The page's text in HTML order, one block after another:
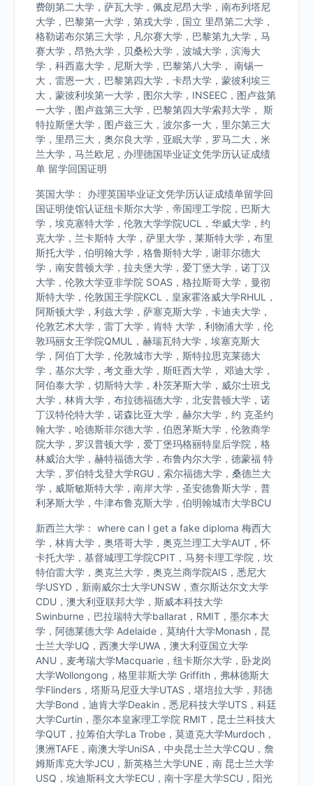
费朗第二大学，萨瓦大学，佩皮尼昂大学，南布列塔尼
大学，巴黎第一大学，第戎大学，国立 里昂第二大学，
格勒诺布尔第三大学，凡尔赛大学，巴黎第九大学，马
赛大学，昂热大学，贝桑松大学，波城大学，滨海大
学，科西嘉大学，尼斯大学，巴黎第八大学， 南锡一
大，雷恩一大，巴黎第四大学，卡昂大学，蒙彼利埃三
大，蒙彼利埃第一大学，图尔大学，INSEEC，图卢兹第
一大学，图卢兹第三大学，巴黎第四大学索邦大学， 斯
特拉斯堡大学，图卢兹三大，波尔多一大，里尔第三大
学，里昂三大，奥尔良大学，亚眠大学，罗马二大，米
兰大学，马兰欧尼，办理德国毕业证文凭学历认证成绩
单 留学回国证明
英国大学： 办理英国毕业证文凭学历认证成绩单留学回
国证明使馆认证纽卡斯尔大学，帝国理工学院，巴斯大
学，埃克塞特大学，伦敦大学学院UCL，华威大学，约
克大学，兰卡斯特 大学，萨里大学，莱斯特大学，布里
斯托大学，伯明翰大学，格鲁斯特大学，谢菲尔德大
学，南安普顿大学，拉夫堡大学，爱丁堡大学，诺丁汉
大学，伦敦大学亚非学院 SOAS，格拉斯哥大学，曼彻
斯特大学，伦敦国王学院KCL，皇家霍洛威大学RHUL，
阿斯顿大学，利兹大学，萨塞克斯大学，卡迪夫大学，
伦敦艺术大学，雷丁大学，肯特 大学，利物浦大学，伦
敦玛丽女王学院QMUL，赫瑞瓦特大学，埃塞克斯大
学，阿伯丁大学，伦敦城市大学，斯特拉思克莱德大
学，基尔大学，考文垂大学，斯旺西大学， 邓迪大学，
阿伯泰大学，切斯特大学，朴茨茅斯大学，威尔士班戈
大学，林肯大学，布拉德福德大学，北安普顿大学，诺
丁汉特伦特大学，诺森比亚大学，赫尔大学，约 克圣约
翰大学，哈德斯菲尔德大学，伯恩茅斯大学，伦敦商学
院大学，罗汉普顿大学，爱丁堡玛格丽特皇后学院，格
林威治大学，赫特福德大学，布鲁内尔大学，德蒙福 特
大学，罗伯特戈登大学RGU，索尔福德大学，桑德兰大
学，威斯敏斯特大学，南岸大学，圣安德鲁斯大学，普
利茅斯大学，牛津布鲁克斯大学，伯明翰城市大学BCU
新西兰大学： where can I get a fake diploma 梅西大
学，林肯大学，奥塔哥大学，奥克兰理工大学AUT，怀
卡托大学，基督城理工学院CPIT，马努卡理工学院，坎
特伯雷大学，奥克兰大学，奥克兰商学院AIS，悉尼大
学USYD，新南威尔士大学UNSW，查尔斯达尔文大学
CDU，澳大利亚联邦大学，斯威本科技大学
Swinburne，巴拉瑞特大学ballarat，RMIT，墨尔本大
学，阿德莱德大学 Adelaide，莫纳什大学Monash，昆
士兰大学UQ，西澳大学UWA，澳大利亚国立大学
ANU，麦考瑞大学Macquarie，纽卡斯尔大学，卧龙岗
大学Wollongong，格里菲斯大学 Griffith，弗林德斯大
学Flinders，塔斯马尼亚大学UTAS，堪培拉大学，邦德
大学Bond，迪肯大学Deakin，悉尼科技大学UTS，科廷
大学Curtin，墨尔本皇家理工学院 RMIT，昆士兰科技大
学QUT，拉筹伯大学La Trobe，莫道克大学Murdoch，
澳洲TAFE，南澳大学UniSA，中央昆士兰大学CQU，詹
姆斯库克大学JCU，新英格兰大学UNE，南 昆士兰大学
USQ，埃迪斯科文大学ECU，南十字星大学SCU，阳光